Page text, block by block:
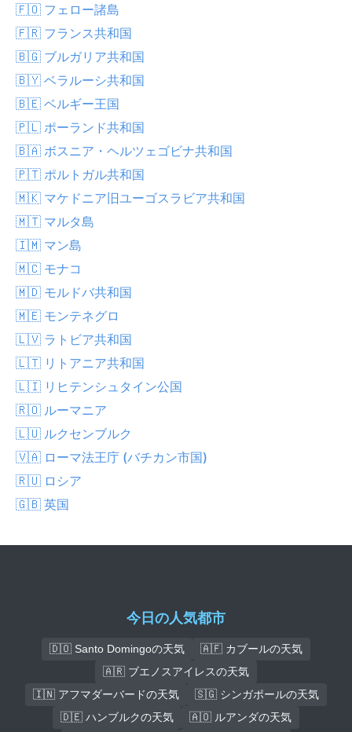
🇫🇴 フェロー諸島
🇫🇷 フランス共和国
🇧🇬 ブルガリア共和国
🇧🇾 ベラルーシ共和国
🇧🇪 ベルギー王国
🇵🇱 ポーランド共和国
🇧🇦 ボスニア・ヘルツェゴビナ共和国
🇵🇹 ポルトガル共和国
🇲🇰 マケドニア旧ユーゴスラビア共和国
🇲🇹 マルタ島
🇮🇲 マン島
🇲🇨 モナコ
🇲🇩 モルドバ共和国
🇲🇪 モンテネグロ
🇱🇻 ラトビア共和国
🇱🇹 リトアニア共和国
🇱🇮 リヒテンシュタイン公国
🇷🇴 ルーマニア
🇱🇺 ルクセンブルク
🇻🇦 ローマ法王庁 (バチカン市国)
🇷🇺 ロシア
🇬🇧 英国
今日の人気都市
🇩🇴 Santo Domingoの天気
🇦🇫 カブールの天気
🇦🇷 ブエノスアイレスの天気
🇮🇳 アフマダーバードの天気
🇸🇬 シンガポールの天気
🇩🇪 ハンブルクの天気
🇦🇴 ルアンダの天気